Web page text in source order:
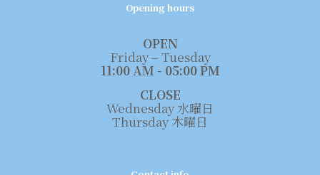
Opening hours
OPEN
Friday – Tuesday
11:00 AM - 05:00 PM
CLOSE
Wednesday 水曜日
Thursday 木曜日